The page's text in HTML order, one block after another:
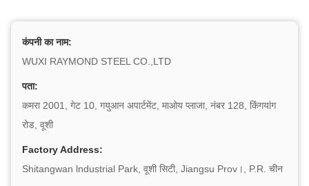
कंपनी का नाम:
WUXI RAYMOND STEEL CO.,LTD
पता:
कमरा 2001, गेट 10, गयुआन अपार्टमेंट, माओय प्लाजा, नंबर 128, किंगयांग
रोड, वूशी
Factory Address:
Shitangwan lndustrial Park, वूशी सिटी, Jiangsu Prov।, P.R. चीन